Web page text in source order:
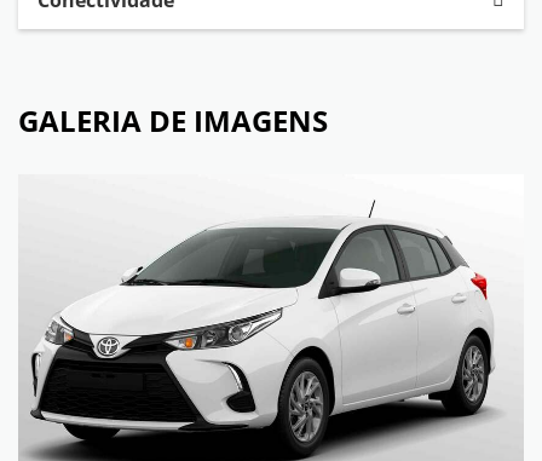
GALERIA DE IMAGENS